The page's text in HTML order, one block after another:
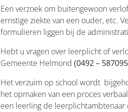
Een verzoek om buitengewoon
ernstige ziekte van een ouder, etc.
formulieren liggen bij de
Hebt u vragen over leerplicht of
Gemeente Helmond (0492 –
Het verzuim op school wordt
het opmaken van een proces
een leerling de leerplichtambtenaar